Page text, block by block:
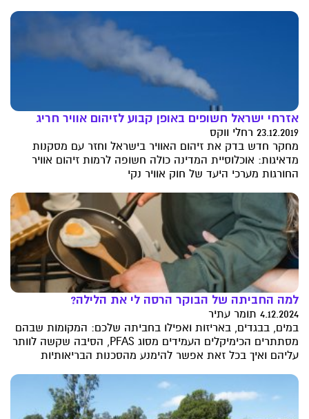
אזרחי ישראל חשופים באופן קבוע לזיהום אוויר חריג
23.12.2019 רחלי ווקס
מחקר חדש בדק את זיהום האוויר בישראל וחזר עם מסקנות
מדאיגות: אוכלוסיית המדינה כולה חשופה לרמות זיהום אוויר
החורגות מערכי היעד של חוק אוויר נקי
למה החביתה של הבוקר הרסה לי את הלילה?
4.12.2024 תומר עתיר
במים, בבגדים, באריזות ואפילו בחביתה שלכם: המקומות שבהם
מסתתרים הכימיקלים העמידים מסוג PFAS, הסיבה שקשה לוותר
עליהם ואיך בכל זאת אפשר להימנע מהסכנות הבריאותיות